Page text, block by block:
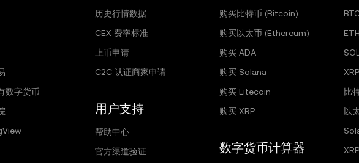
数字货币
历史行情数据
CEX 费率标准
上币申请
C2C 认证商家申请
用户支持
帮助中心
官方渠道验证
购买比特币 (Bitcoin)
购买以太币 (Ethereum)
购买 ADA
购买 Solana
购买 Litecoin
购买 XRP
数字货币计算器
比
以